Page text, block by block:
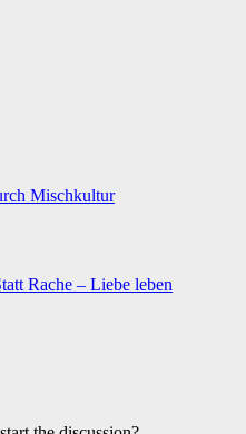
Mischkultur
Rache – Liebe leben